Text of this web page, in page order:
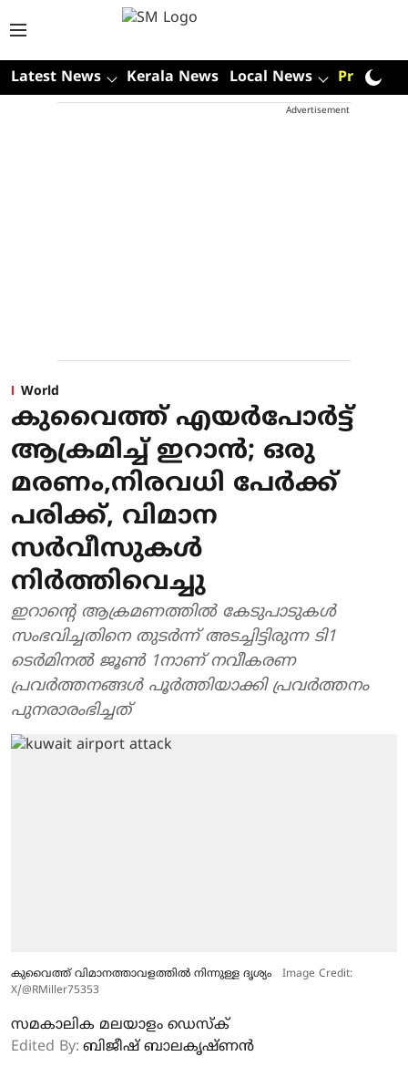
Latest News Kerala News Local News Premium
Advertisement
World
കുവൈത്ത് എയര്‍പോര്‍ട്ട്
ആക്രമിച്ച് ഇറാന്‍; ഒരു
മരണം,നിരവധി പേര്‍ക്ക്
പരിക്ക്, വിമാന
സര്‍വീസുകള്‍
നിര്‍ത്തിവെച്ചു
ഇറാന്റെ ആക്രമണത്തില്‍ കേടുപാടുകള്‍
സംഭവിച്ചതിനെ തുടര്‍ന്ന് അടച്ചിട്ടിരുന്ന ടി1
ടെര്‍മിനല്‍ ജൂണ്‍ 1നാണ് നവീകരണ
പ്രവര്‍ത്തനങ്ങള്‍ പൂര്‍ത്തിയാക്കി പ്രവര്‍ത്തനം
പുനരാരംഭിച്ചത്
കുവൈത്ത് വിമാനത്താവളത്തില്‍ നിന്നുള്ള ദൃശ്യം
Image Credit:
X/@RMiller75353
സമകാലിക മലയാളം ഡെസ്ക്
Edited By: ബിജീഷ് ബാലകൃഷ്ണൻ